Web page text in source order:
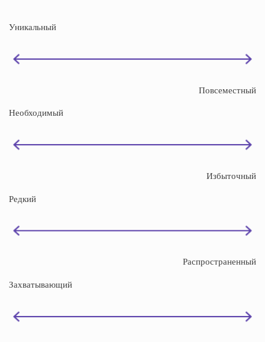
Уникальный
Повсеместный
Необходимый
Избыточный
Редкий
Распространенный
Захватывающий